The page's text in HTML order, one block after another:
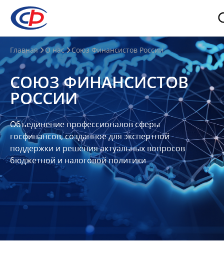
О
нас
О
СФР
Совет
Союза
Участники
Планы
отчеты
Контакты
Главная О нас Союз Финансистов России
СОЮЗ ФИНАНСИСТОВ
РОССИИ
Объединение профессионалов сферы
госфинансов, созданное для экспертной
поддержки и решения актуальных вопросов
бюджетной и налоговой политики